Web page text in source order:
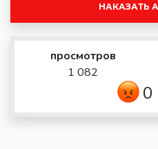
НАКАЗАТЬ
просмотров
1 082
0